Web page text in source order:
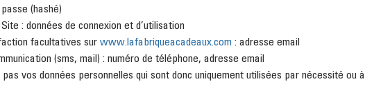
(hashé)
: données de connexion et d’utilisation
facultatives sur www.lafabriqueacadeaux.com : adresse email
(sms, mail) : numéro de téléphone, adresse email
vos données personnelles qui sont donc uniquement utilisées par nécessité ou à